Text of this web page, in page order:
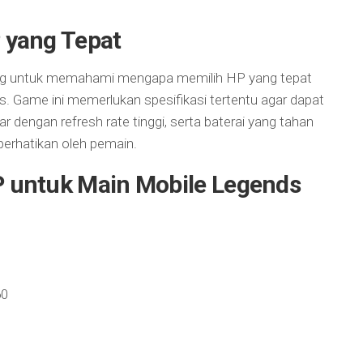
Tepat
untuk memahami mengapa memilih HP yang tepat
Game ini memerlukan spesifikasi tertentu agar dapat
dengan refresh rate tinggi, serta baterai yang tahan
oleh pemain.
untuk Main Mobile Legends